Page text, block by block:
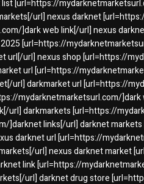
[url=https://
url] nexus darknet
]dark web link[/url] nexus
[url=https://
url[/url] nexus shop [url=https://
url [url=https://
url] darkmarket url [url=https://
mydarknetmarketsurl.com/
url] darkmarkets [url=https://
]darknet links[/url] darknet
darknet url [url=https://
url] nexus darknet market
link [url=https://
url] darknet drug store